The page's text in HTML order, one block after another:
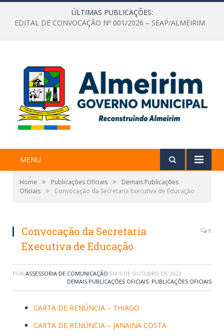
ÚLTIMAS PUBLICAÇÕES:
EDITAL DE CONVOCAÇÃO Nº 001/2026 – SEAP/ALMEIRIM
MENU
Home » Publicações Oficiais »
Demais Publicações
Oficiais » Convocação da Secretaria Executiva de Educação
Convocação da Secretaria
Executiva de Educação
0
POR ASSESSORIA DE COMUNICAÇÃO EM 6 DE OUTUBRO DE 2022
DEMAIS PUBLICAÇÕES OFICIAIS, PUBLICAÇÕES OFICIAIS
CARTA DE RENÚNCIA – THIAGO
CARTA DE RENÚNCIA – JANAINA COSTA